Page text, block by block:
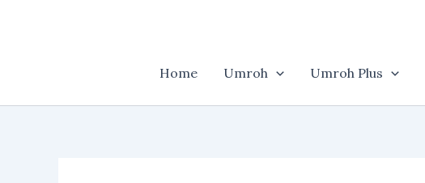
Home Umroh Umroh Plus